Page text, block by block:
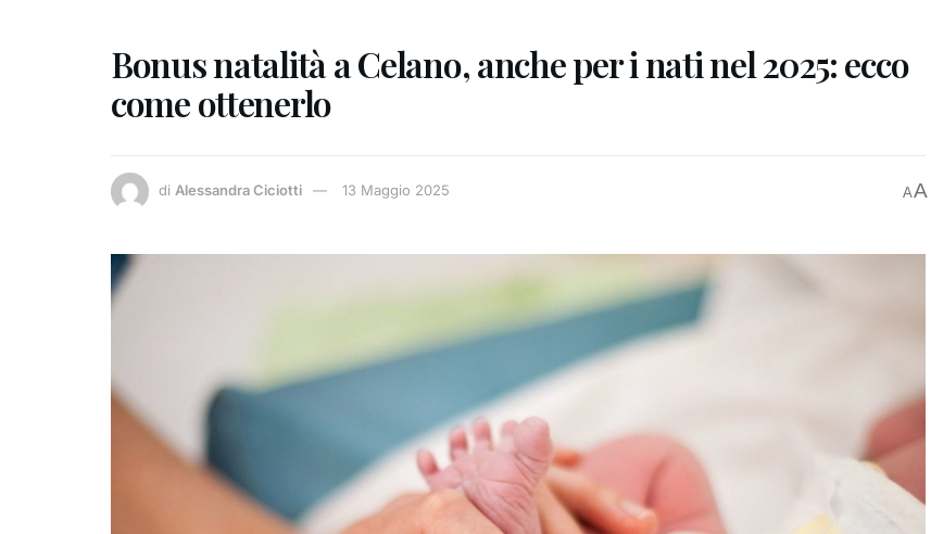
Bonus natalità a Celano, anche per i nati nel 2025: ecco
come ottenerlo
di Alessandra Ciciotti 13 Maggio 2025 AA